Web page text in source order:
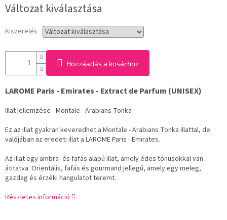
Változat kiválasztása
Kiszerelés
Hozzáadás a kosárhoz
LAROME Paris - Emirates - Extract de Parfum (UNISEX)
Illat jellemzése - Montale - Arabians Tonka
Ez az illat gyakran keveredhet a Montale - Arabians Tonka illattal, de
valójában az eredeti illat a LAROME Paris - Emirates.
Az illat egy ambra- és fafás alapú illat, amely édes tónusokkal van
átitatva. Orientális, fafás és gourmand jellegű, amely egy meleg,
gazdag és érzéki hangulatot teremt.
Részletes információ